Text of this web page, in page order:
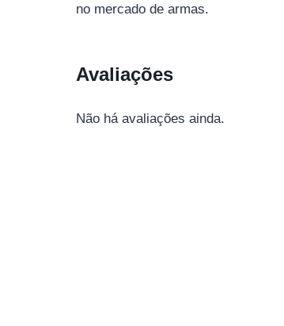
no mercado de armas.
Avaliações
Não há avaliações ainda.